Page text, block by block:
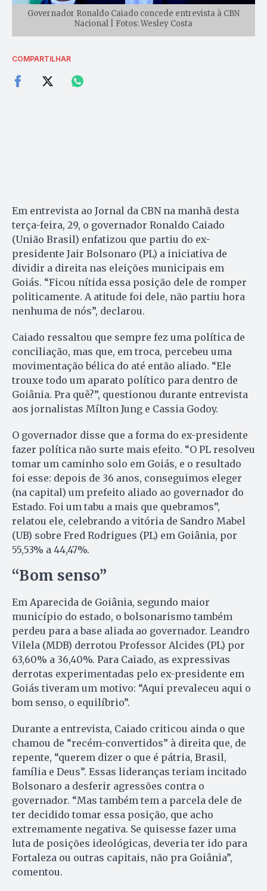
Governador Ronaldo Caiado concede entrevista à CBN
Nacional | Fotos: Wesley Costa
COMPARTILHAR
Em entrevista ao Jornal da CBN na manhã desta
terça-feira, 29, o governador Ronaldo Caiado
(União Brasil) enfatizou que partiu do ex-
presidente Jair Bolsonaro (PL) a iniciativa de
dividir a direita nas eleições municipais em
Goiás. “Ficou nítida essa posição dele de romper
politicamente. A atitude foi dele, não partiu hora
nenhuma de nós”, declarou.
Caiado ressaltou que sempre fez uma política de
conciliação, mas que, em troca, percebeu uma
movimentação bélica do até então aliado. “Ele
trouxe todo um aparato político para dentro de
Goiânia. Pra quê?”, questionou durante entrevista
aos jornalistas Mílton Jung e Cassia Godoy.
O governador disse que a forma do ex-presidente
fazer política não surte mais efeito. “O PL resolveu
tomar um caminho solo em Goiás, e o resultado
foi esse: depois de 36 anos, conseguimos eleger
(na capital) um prefeito aliado ao governador do
Estado. Foi um tabu a mais que quebramos”,
relatou ele, celebrando a vitória de Sandro Mabel
(UB) sobre Fred Rodrigues (PL) em Goiânia, por
55,53% a 44,47%.
“Bom senso”
Em Aparecida de Goiânia, segundo maior
município do estado, o bolsonarismo também
perdeu para a base aliada ao governador. Leandro
Vilela (MDB) derrotou Professor Alcides (PL) por
63,60% a 36,40%. Para Caiado, as expressivas
derrotas experimentadas pelo ex-presidente em
Goiás tiveram um motivo: “Aqui prevaleceu aqui o
bom senso, o equilíbrio”.
Durante a entrevista, Caiado criticou ainda o que
chamou de “recém-convertidos” à direita que, de
repente, “querem dizer o que é pátria, Brasil,
família e Deus”. Essas lideranças teriam incitado
Bolsonaro a desferir agressões contra o
governador. “Mas também tem a parcela dele de
ter decidido tomar essa posição, que acho
extremamente negativa. Se quisesse fazer uma
luta de posições ideológicas, deveria ter ido para
Fortaleza ou outras capitais, não pra Goiânia”,
comentou.